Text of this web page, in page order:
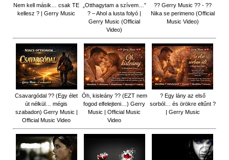
Nem kell másik… csak TE
kellesz ? | Gerry Music
„Otthagytam a szívem…”
? – Ahol a lusta folyó |
Gerry Music (Official
Video)
?? Gerry Music ?? - ??
Nika se perimeno (Official
Music Video)
Csavargódal ?? (Egy élet
út nélkül… mégis
szabadon) Gerry Music |
Official Music Video
Óh, kisleány ?? (EZT nem
fogod elfelejteni…) Gerry
Music | Official Music
Video
? Egy lány az első
sorból… és örökre eltűnt ?
| Gerry Music